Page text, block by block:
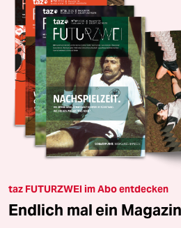
taz FUTURZWEI im Abo entdecken
Endlich mal ein